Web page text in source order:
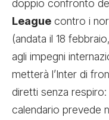
doppio confronto
League contro i
(andata il 18
agli impegni
metterà l’Inter di
diretti senza
calendario prevede